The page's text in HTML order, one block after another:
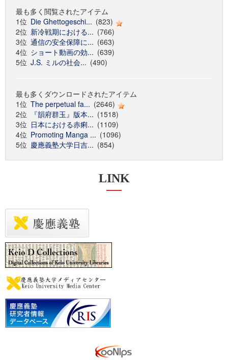
最も多く閲覧されたアイテム
1位 Die Ghettogeschi... (823)
2位 新冷戦期における... (766)
3位 通信の安全保障に... (663)
4位 ショート動画の効... (639)
5位 J.S. ミルの社会... (490)
最も多くダウンロードされたアイテム
1位 The perpetual fa... (2646)
2位
『韻府群玉』版本... (1518)
3位 日本における赤痢... (1109)
4位 Promoting Manga ... (1096)
5位 慶應義塾大学日吉... (854)
LINK